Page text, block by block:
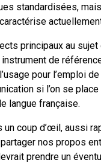
standardisées,
principaux au
de
pour l’emploi
si l’on se
langue française.
un coup d’œil, aussi
nos propos
prendre un